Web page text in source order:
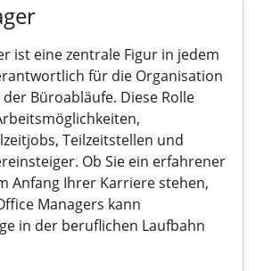
ist eine zentrale Figur in jedem
für die Organisation
Büroabläufe. Diese Rolle
Teilzeitstellen und
Ob Sie ein erfahrener
Anfang Ihrer Karriere stehen,
Managers kann
in der beruflichen Laufbahn